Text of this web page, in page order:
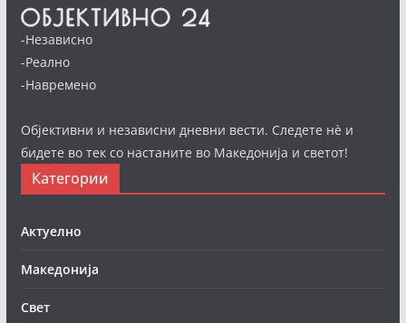
-Независно
-Реално
-Навремено
Објективни и независни дневни вести. Следете нè и
бидете во тек со настаните во Македонија и светот!
Категории
Актуелно
Македонија
Свет